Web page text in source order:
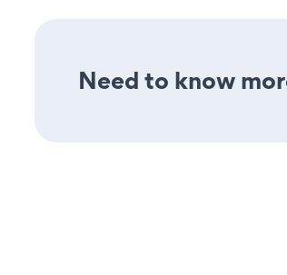
Need to know